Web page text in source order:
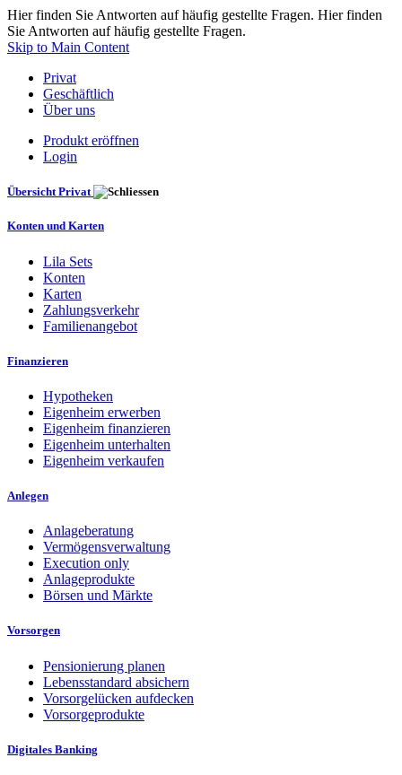
Hier finden Sie Antworten auf häufig gestellte Fragen. Hier finden
Sie Antworten auf häufig gestellte Fragen.
Skip to Main Content
Privat
Geschäftlich
Über uns
Produkt eröffnen
Login
Übersicht Privat
Konten und Karten
Lila Sets
Konten
Karten
Zahlungsverkehr
Familienangebot
Finanzieren
Hypotheken
Eigenheim erwerben
Eigenheim finanzieren
Eigenheim unterhalten
Eigenheim verkaufen
Anlegen
Anlageberatung
Vermögensverwaltung
Execution only
Anlageprodukte
Börsen und Märkte
Vorsorgen
Pensionierung planen
Lebensstandard absichern
Vorsorgelücken aufdecken
Vorsorgeprodukte
Digitales Banking